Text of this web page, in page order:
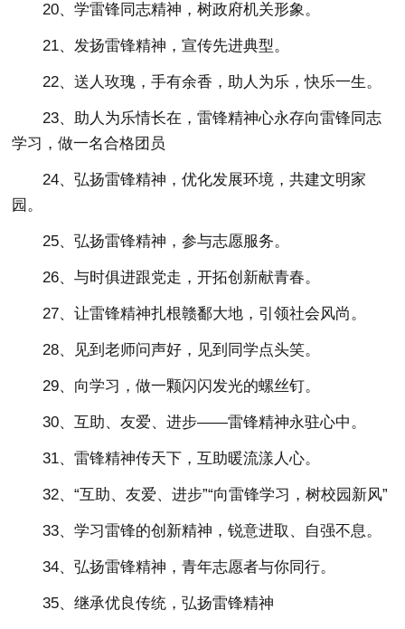
20、学雷锋同志精神，树政府机关形象。
21、发扬雷锋精神，宣传先进典型。
22、送人玫瑰，手有余香，助人为乐，快乐一生。
23、助人为乐情长在，雷锋精神心永存向雷锋同志
学习，做一名合格团员
24、弘扬雷锋精神，优化发展环境，共建文明家
园。
25、弘扬雷锋精神，参与志愿服务。
26、与时俱进跟党走，开拓创新献青春。
27、让雷锋精神扎根赣鄱大地，引领社会风尚。
28、见到老师问声好，见到同学点头笑。
29、向学习，做一颗闪闪发光的螺丝钉。
30、互助、友爱、进步——雷锋精神永驻心中。
31、雷锋精神传天下，互助暖流漾人心。
32、“互助、友爱、进步”“向雷锋学习，树校园新风”
33、学习雷锋的创新精神，锐意进取、自强不息。
34、弘扬雷锋精神，青年志愿者与你同行。
35、继承优良传统，弘扬雷锋精神